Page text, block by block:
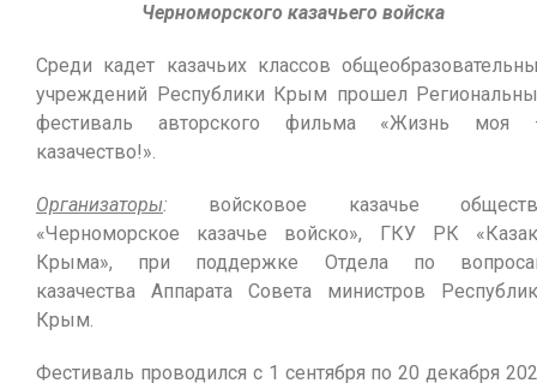
Черноморского казачьего войска
Среди кадет казачьих классов
учреждений Республики Крым прошел
фестиваль авторского фильма «Жизнь моя
казачество!».
Организаторы: войсковое казачье
«Черноморское казачье войско», ГКУ РК
Крыма», при поддержке Отдела по
казачества Аппарата Совета министров
Крым.
Фестиваль проводился с 1 сентября по 20 декабря